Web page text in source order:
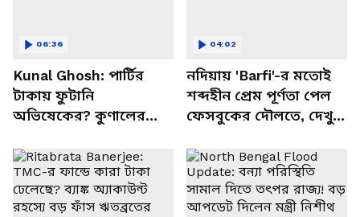
Kunal Ghosh: পার্টির
টাকায় ফুটানি
অভিষেকের? কুণালের
06:36
নদিয়ায় 'Barfi'-র মতোই
শব্দহীন প্রেম পূর্ণতা পেল
ফেসবুকের দৌলতে, দেখুন
04:02